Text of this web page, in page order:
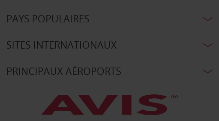
PAYS POPULAIRES
SITES INTERNATIONAUX
PRINCIPAUX AÉROPORTS